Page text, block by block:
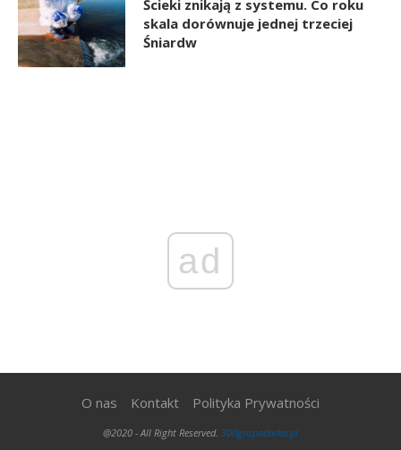
Ścieki znikają z systemu. Co roku
skala dorównuje jednej trzeciej
Śniardw
ad
O nas Kontakt Polityka Prywatności
@2020 - All Right Reserved. 300gospodarka.pl